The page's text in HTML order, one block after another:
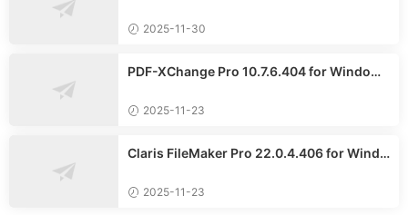
2025-11-30
PDF-XChange Pro 10.7.6.404 for Windows
2025-11-23
Claris FileMaker Pro 22.0.4.406 for Windo
2025-11-23